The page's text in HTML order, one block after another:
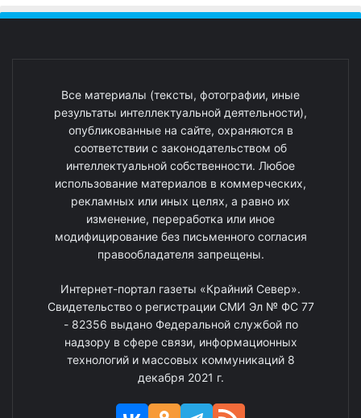
Все материалы (тексты, фотографии, иные
результаты интеллектуальной деятельности),
опубликованные на сайте, охраняются в
соответствии с законодательством об
интеллектуальной собственности. Любое
использование материалов в коммерческих,
рекламных или иных целях, а равно их
изменение, переработка или иное
модифицирование без письменного согласия
правообладателя запрещены.
Интернет-портал газеты «Крайний Север».
Свидетельство о регистрации СМИ Эл № ФС 77
- 82356 выдано Федеральной службой по
надзору в сфере связи, информационных
технологий и массовых коммуникаций 8
декабря 2021 г.